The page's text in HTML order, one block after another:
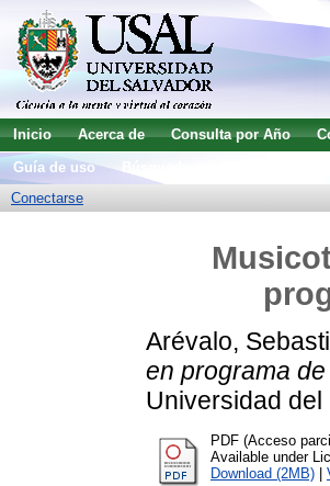
Inicio Acerca de Consulta por Año
Guía de uso
Conectarse
Arévalo,
en programa
Universidad del
PDF (Acceso
Available under
Download (2MB)